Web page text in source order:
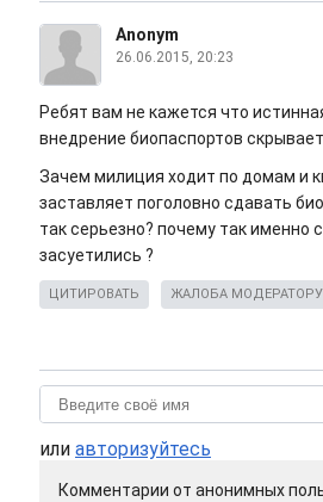
Anonym
26.06.2015, 20:23
Ребят вам не кажется что
внедрение биопаспортов
Зачем милиция ходит по домам и
заставляет поголовно сдавать
так серьезно? почему так именно
засуетились ?
ЦИТИРОВАТЬ ЖАЛОБА МОДЕРАТОРУ
или авторизуйтесь
Комментарии от анонимных